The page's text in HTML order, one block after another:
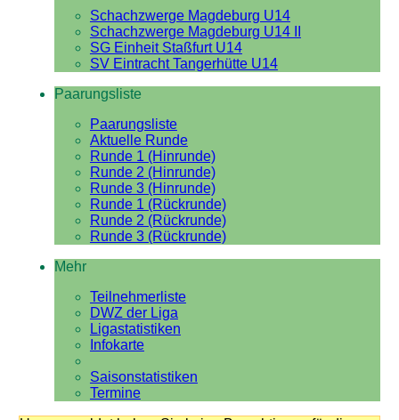
Schachzwerge Magdeburg U14
Schachzwerge Magdeburg U14 II
SG Einheit Staßfurt U14
SV Eintracht Tangerhütte U14
Paarungsliste
Paarungsliste
Aktuelle Runde
Runde 1 (Hinrunde)
Runde 2 (Hinrunde)
Runde 3 (Hinrunde)
Runde 1 (Rückrunde)
Runde 2 (Rückrunde)
Runde 3 (Rückrunde)
Mehr
Teilnehmerliste
DWZ der Liga
Ligastatistiken
Infokarte
Saisonstatistiken
Termine